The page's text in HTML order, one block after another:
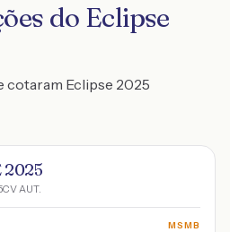
do Eclipse
cotaram Eclipse 2025
2025
AUT.
MSMB